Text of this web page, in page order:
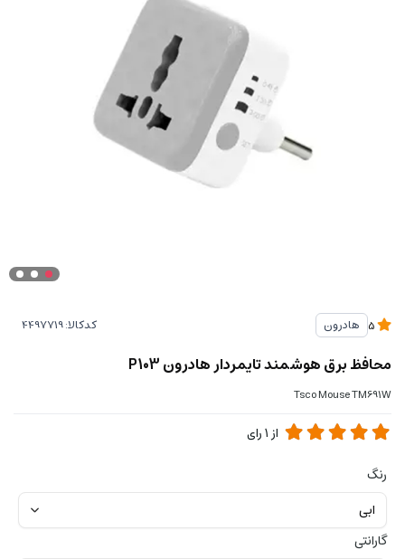
هادرون کدکالا:
محافظ برق هوشمند تایمردار هادرون P103
Tsco Mouse TM691W
از 1رای
رنگ
گارانتی